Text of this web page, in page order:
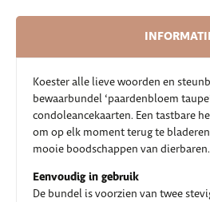
Koester alle lieve woorden en
bewaarbundel ‘paardenbloem
condoleancekaarten. Een tastbare
om op elk moment terug te
mooie boodschappen van dierbaren.
Eenvoudig in gebruik
De bundel is voorzien van twee